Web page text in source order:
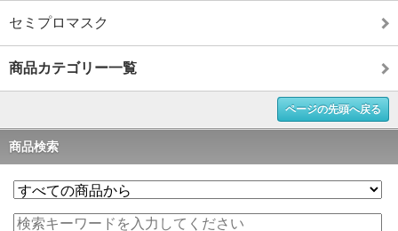
セミプロマスク
商品カテゴリー一覧
ページの先頭へ戻る
商品検索